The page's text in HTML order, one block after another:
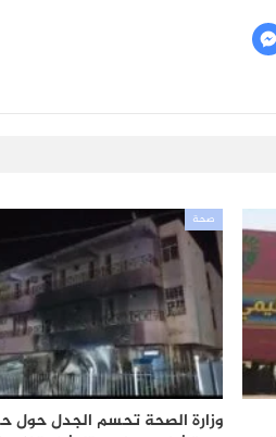
صحة
وزارة الصحة تحسم الجدل حول